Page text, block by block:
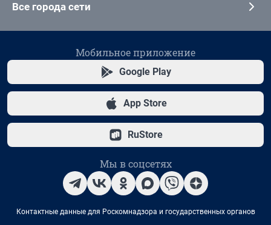
Все города сети
Мобильное приложение
Google Play
App Store
RuStore
Мы в соцсетях
Контактные данные для Роскомнадзора и государственных органов